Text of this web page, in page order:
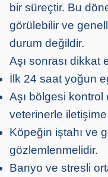
bir süreçtir. Bu
görülebilir ve
durum değildir.
Aşı sonrası dikkat
İlk 24 saat yoğun
Aşı bölgesi kontrol
veterinerle
Köpeğin iştahı ve
gözlemlenmelidir.
Banyo ve stresli